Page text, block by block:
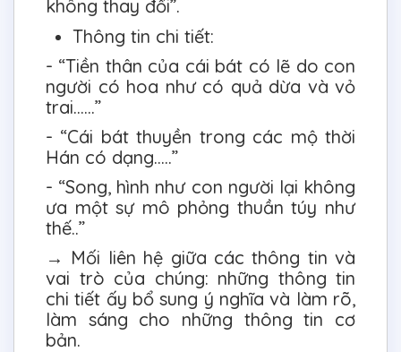
không thay đổi”.
Thông tin chi tiết:
- “Tiền thân của cái bát có lẽ do con
người có hoa như có quả dừa và vỏ
trai......”
- “Cái bát thuyền trong các mộ thời
Hán có dạng.....”
- “Song, hình như con người lại không
ưa một sự mô phỏng thuần túy như
thế..”
→ Mối liên hệ giữa các thông tin và
vai trò của chúng: những thông tin
chi tiết ấy bổ sung ý nghĩa và làm rõ,
làm sáng cho những thông tin cơ
bản.